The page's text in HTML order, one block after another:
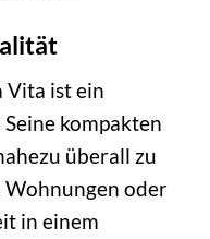
Vita ist ein
kompakten
überall zu
oder
in einem